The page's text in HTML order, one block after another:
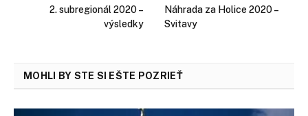
2. subregionál 2020 –
výsledky
Náhrada za Holice 2020 –
Svitavy
MOHLI BY STE SI EŠTE POZRIEŤ